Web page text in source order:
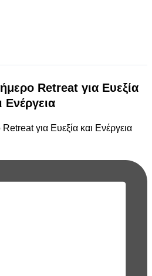
Retreat για Ευεξία
Ενέργεια